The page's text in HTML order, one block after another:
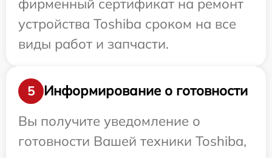
фирменный сертификат на ремонт
устройства Toshiba сроком на все
виды работ и запчасти.
5
Информирование о готовности
Вы получите уведомление о
готовности Вашей техники Toshiba,